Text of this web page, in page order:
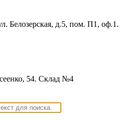
Белозерская, д.5, пом. П1, оф.1.
54. Склад №4